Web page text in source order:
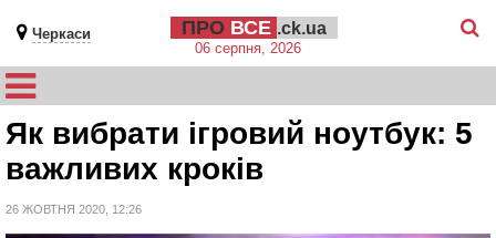
Черкаси ПРО ВСЕ .ck.ua
06 серпня, 2026
Як вибрати ігровий ноутбук: 5
важливих кроків
26 ЖОВТНЯ 2020, 12:26